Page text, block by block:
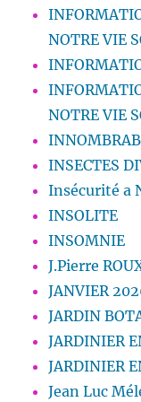
NOTRE VIE
NOTRE VIE
INSECTES
Insécurité a
INSOLITE
INSOMNIE
J.Pierre
JANVIER
JARDIN
JARDINIER
JARDINIER
Jean Luc